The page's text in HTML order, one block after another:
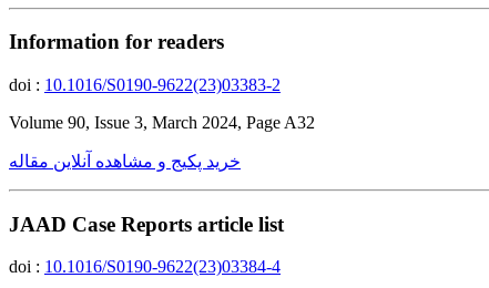
Information for readers
doi : 10.1016/S0190-9622(23)03383-2
Volume 90, Issue 3, March 2024, Page A32
خرید پکیج و مشاهده آنلاین مقاله
JAAD Case Reports article list
doi : 10.1016/S0190-9622(23)03384-4